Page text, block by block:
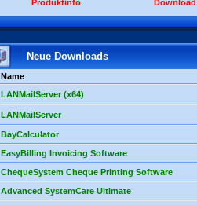
Produktinfo Download
Neue Downloads
Name
LANMailServer (x64)
LANMailServer
BayCalculator
EasyBilling Invoicing Software
ChequeSystem Cheque Printing Software
Advanced SystemCare Ultimate